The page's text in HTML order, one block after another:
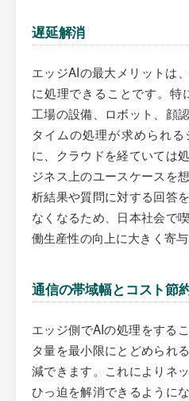
遅延解消
エッジAIの最大メリットは
に処理できることです。特
工場の設備、ロボット、顔
タイムの処理が求められ
に、クラウドを経ていては
ジネス上のユースケースを
析結果や質問に対する回答
なくなるため、日本社会で
働生産性の向上に大きく寄与
通信の帯域幅とコスト節
エッジ側でAIの処理をする
タ量を最小限にとどめられ
減できます。これによりネ
ひっ迫を解消できるように